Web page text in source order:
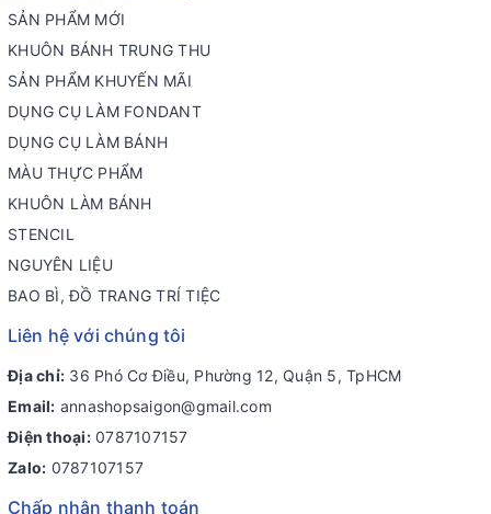
SẢN PHẨM MỚI
KHUÔN BÁNH TRUNG THU
SẢN PHẨM KHUYẾN MÃI
DỤNG CỤ LÀM FONDANT
DỤNG CỤ LÀM BÁNH
MÀU THỰC PHẨM
KHUÔN LÀM BÁNH
STENCIL
NGUYÊN LIỆU
BAO BÌ, ĐỒ TRANG TRÍ TIỆC
Liên hệ với chúng tôi
Địa chỉ: 36 Phó Cơ Điều, Phường 12, Quận 5, TpHCM
Email: annashopsaigon@gmail.com
Điện thoại: 0787107157
Zalo: 0787107157
Chấp nhận thanh toán